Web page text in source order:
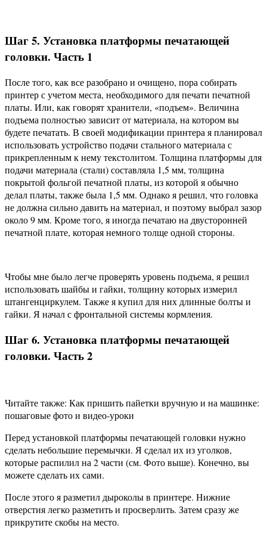
Шаг 5. Установка платформы печатающей
головки. Часть 1
После того, как все разобрано и очищено, пора собирать
принтер с учетом места, необходимого для печати печатной
платы. Или, как говорят хранители, «подъем». Величина
подъема полностью зависит от материала, на котором вы
будете печатать. В своей модификации принтера я планировал
использовать устройство подачи стального материала с
прикрепленным к нему текстолитом. Толщина платформы для
подачи материала (стали) составляла 1,5 мм, толщина
покрытой фольгой печатной платы, из которой я обычно
делал платы, также была 1,5 мм. Однако я решил, что головка
не должна сильно давить на материал, и поэтому выбрал зазор
около 9 мм. Кроме того, я иногда печатаю на двусторонней
печатной плате, которая немного толще одной стороны.
Чтобы мне было легче проверять уровень подъема, я решил
использовать шайбы и гайки, толщину которых измерил
штангенциркулем. Также я купил для них длинные болты и
гайки. Я начал с фронтальной системы кормления.
Шаг 6. Установка платформы печатающей
головки. Часть 2
Читайте также: Как пришить пайетки вручную и на машинке:
пошаговые фото и видео-уроки
Перед установкой платформы печатающей головки нужно
сделать небольшие перемычки. Я сделал их из уголков,
которые распилил на 2 части (см. Фото выше). Конечно, вы
можете сделать их сами.
После этого я разметил дыроколы в принтере. Нижние
отверстия легко разметить и просверлить. Затем сразу же
прикрутите скобы на место.